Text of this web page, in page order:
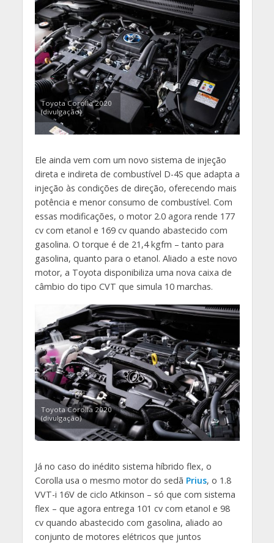
Toyota Corolla 2020
(divulgação)
Ele ainda vem com um novo sistema de injeção
direta e indireta de combustível D-4S que adapta a
injeção às condições de direção, oferecendo mais
potência e menor consumo de combustível. Com
essas modificações, o motor 2.0 agora rende 177
cv com etanol e 169 cv quando abastecido com
gasolina. O torque é de 21,4 kgfm – tanto para
gasolina, quanto para o etanol. Aliado a este novo
motor, a Toyota disponibiliza uma nova caixa de
câmbio do tipo CVT que simula 10 marchas.
Toyota Corolla 2020
(divulgação)
Já no caso do inédito sistema híbrido flex, o
Corolla usa o mesmo motor do sedã Prius, o 1.8
VVT-i 16V de ciclo Atkinson – só que com sistema
flex – que agora entrega 101 cv com etanol e 98
cv quando abastecido com gasolina, aliado ao
conjunto de motores elétricos que juntos